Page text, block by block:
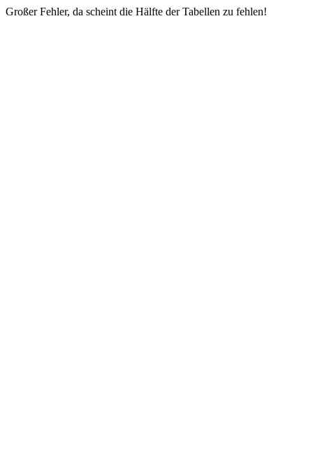
Großer Fehler, da scheint die Hälfte der Tabellen zu fehlen!